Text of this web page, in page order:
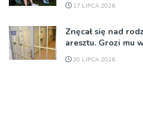
17 LIPCA 2026
Znęcał się nad
aresztu. Grozi mu
30 LIPCA 2026